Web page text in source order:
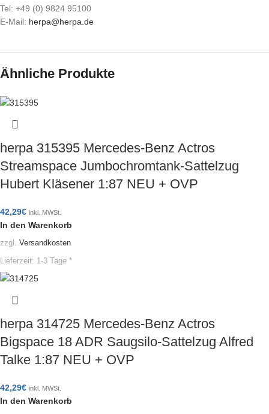
Tel: +49 (0) 9824 95100
E-Mail: herpa@herpa.de
Ähnliche Produkte
herpa 315395 Mercedes-Benz Actros
Streamspace Jumbochromtank-Sattelzug
Hubert Kläsener 1:87 NEU + OVP
42,29€ inkl. MWSt.
In den Warenkorb
zzgl. Versandkosten
Lieferzeit: 1-3 Tage *
herpa 314725 Mercedes-Benz Actros
Bigspace 18 ADR Saugsilo-Sattelzug Alfred
Talke 1:87 NEU + OVP
42,29€ inkl. MWSt.
In den Warenkorb